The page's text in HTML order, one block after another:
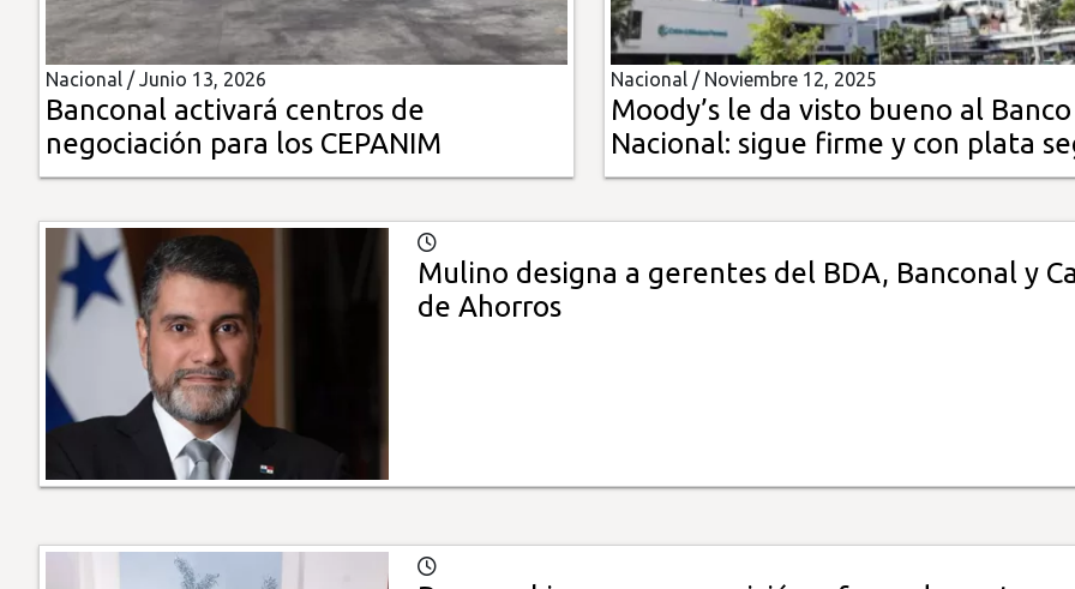
Insólitas
Multimedia
Impreso
Nacional /Junio 13, 2026
Banconal activará centros de
negociación para los CEPANIM
Nacional / Noviembre 12, 2025
Moody’s le da visto bueno al Banco
Nacional: sigue firme y con plata
Mulino designa a gerentes del BDA, Banconal y
de Ahorros